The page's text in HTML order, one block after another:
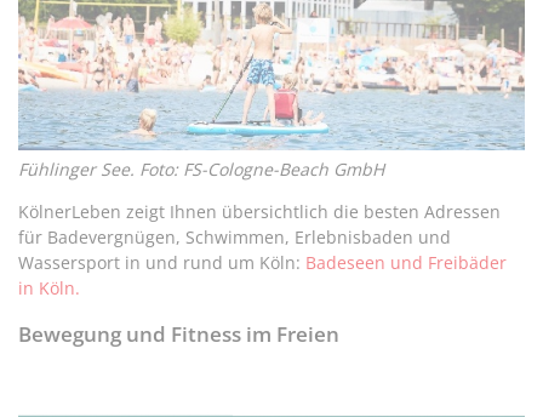
Fühlinger See. Foto: FS-Cologne-Beach GmbH
KölnerLeben zeigt Ihnen übersichtlich die besten Adressen
für Badevergnügen, Schwimmen, Erlebnisbaden und
Wassersport in und rund um Köln: Badeseen und Freibäder
in Köln.
Bewegung und Fitness im Freien